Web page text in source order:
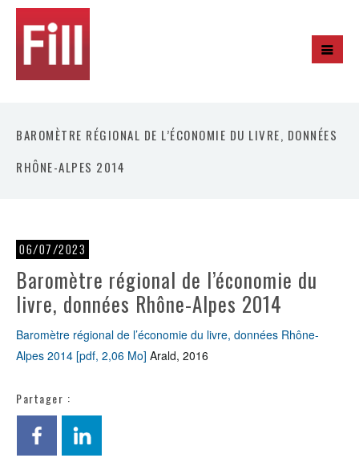
BAROMÈTRE RÉGIONAL DE L’ÉCONOMIE DU LIVRE, DONNÉES
RHÔNE-ALPES 2014
06/07/2023
Baromètre régional de l’économie du
livre, données Rhône-Alpes 2014
Baromètre régional de l’économie du livre, données Rhône-
Alpes 2014 [pdf, 2,06 Mo] Arald, 2016
Partager :